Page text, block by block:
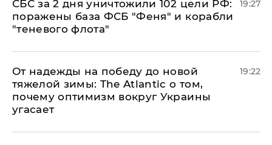
СБС за 2 дня уничтожили 102 цели РФ:
поражены база ФСБ "Феня" и корабли
"теневого флота"
19:27
От надежды на победу до новой
тяжелой зимы: The Atlantic о том,
почему оптимизм вокруг Украины
угасает
19:22